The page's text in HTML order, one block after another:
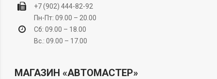
+7 (902) 444-82-92
Пн-Пт: 09.00 – 20.00
Сб: 09.00 – 18.00
Вс.: 09.00 – 17.00
МАГАЗИН «АВТОМАСТЕР»